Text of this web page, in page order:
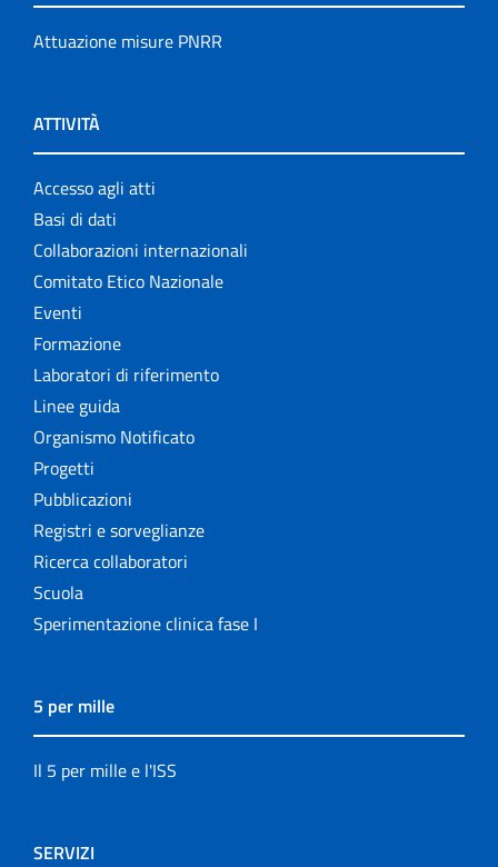
Attuazione misure PNRR
ATTIVITÀ
Accesso agli atti
Basi di dati
Collaborazioni internazionali
Comitato Etico Nazionale
Eventi
Formazione
Laboratori di riferimento
Linee guida
Organismo Notificato
Progetti
Pubblicazioni
Registri e sorveglianze
Ricerca collaboratori
Scuola
Sperimentazione clinica fase I
5 per mille
Il 5 per mille e l'ISS
SERVIZI